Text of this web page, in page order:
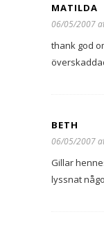
MATILDA
06/05/2007
thank god
BETH
06/05/2007
Gillar
lyssnat